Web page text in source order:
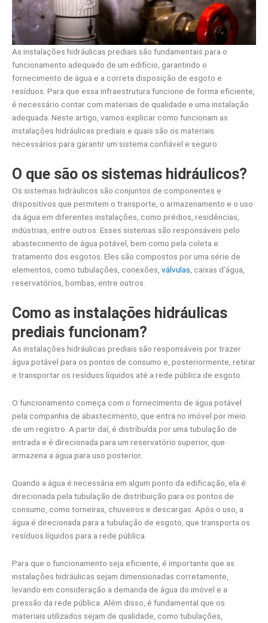
As instalações hidráulicas prediais são fundamentais para o
funcionamento adequado de um edifício, garantindo o
fornecimento de água e a correta disposição de esgoto e
resíduos. Para que essa infraestrutura funcione de forma eficiente,
é necessário contar com materiais de qualidade e uma instalação
adequada. Neste artigo, vamos explicar como funcionam as
instalações hidráulicas prediais e quais são os materiais
necessários para garantir um sistema confiável e seguro.
O que são os sistemas hidráulicos?
Os sistemas hidráulicos são conjuntos de componentes e
dispositivos que permitem o transporte, o armazenamento e o uso
da água em diferentes instalações, como prédios, residências,
indústrias, entre outros. Esses sistemas são responsáveis pelo
abastecimento de água potável, bem como pela coleta e
tratamento dos esgotos. Eles são compostos por uma série de
elementos, como tubulações, conexões, válvulas, caixas d’água,
reservatórios, bombas, entre outros.
Como as instalações hidráulicas
prediais funcionam?
As instalações hidráulicas prediais são responsáveis por trazer
água potável para os pontos de consumo e, posteriormente, retirar
e transportar os resíduos líquidos até a rede pública de esgoto.
O funcionamento começa com o fornecimento de água potável
pela companhia de abastecimento, que entra no imóvel por meio
de um registro. A partir daí, é distribuída por uma tubulação de
entrada e é direcionada para um reservatório superior, que
armazena a água para uso posterior.
Quando a água é necessária em algum ponto da edificação, ela é
direcionada pela tubulação de distribuição para os pontos de
consumo, como torneiras, chuveiros e descargas. Após o uso, a
água é direcionada para a tubulação de esgoto, que transporta os
resíduos líquidos para a rede pública.
Para que o funcionamento seja eficiente, é importante que as
instalações hidráulicas sejam dimensionadas corretamente,
levando em consideração a demanda de água do imóvel e a
pressão da rede pública. Além disso, é fundamental que os
materiais utilizados sejam de qualidade, como tubulações,